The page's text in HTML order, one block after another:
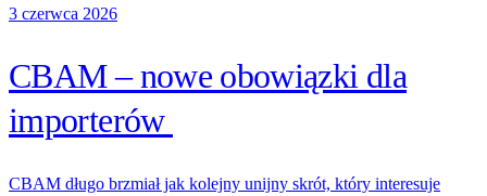
3 czerwca 2026
CBAM – nowe obowiązki dla
importerów
CBAM długo brzmiał jak kolejny unijny skrót, który interesuje